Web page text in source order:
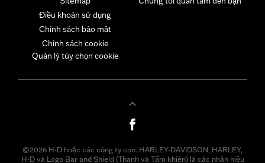
Điều khoản sử dụng
Chính sách bảo mật
Chính sách cookie
Quản lý tùy chọn cookie
©2026 H-D hoặc các công ty con. HARLEY-DAVIDSON, HARLEY,
H-D và Logo Bar and Shield (Thanh và Tấm khiên) là các nhãn hiệu